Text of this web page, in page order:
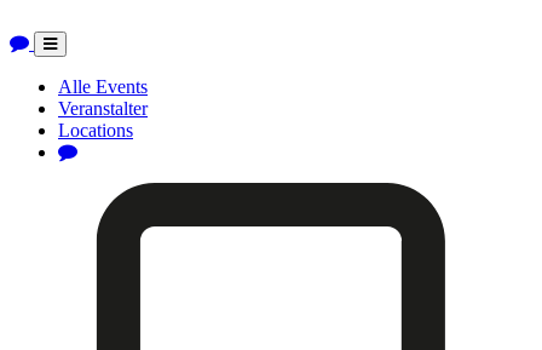
Toggle
navigation
Alle Events
Veranstalter
Locations